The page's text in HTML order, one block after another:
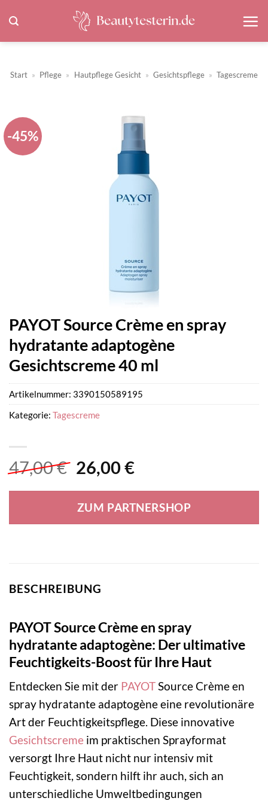
Inhalt
springen
Start » Pflege » Hautpflege Gesicht » Gesichtspflege » Tagescreme
-45%
PAYOT Source Crème en spray
hydratante adaptogène
Gesichtscreme 40 ml
47,00€ Ursprünglicher
war:
47,00 €
26,00 €Aktueller
ist:
26,00 €.
ZUM PARTNERSHOP
Artikelnummer: 3390150589195
Kategorie: Tagescreme
BESCHREIBUNG
PAYOT Source Crème en spray
hydratante adaptogène: Der ultimative
Feuchtigkeits-Boost für Ihre Haut
Entdecken Sie mit der PAYOTSource Crème en
spray hydratante adaptogène eine revolutionäre
Art der Feuchtigkeitspflege. Diese innovative
Gesichtscreme im praktischen Sprayformat
versorgt Ihre Haut nicht nur intensiv mit
Feuchtigkeit, sondern hilft ihr auch, sich an
unterschiedliche Umweltbedingungen